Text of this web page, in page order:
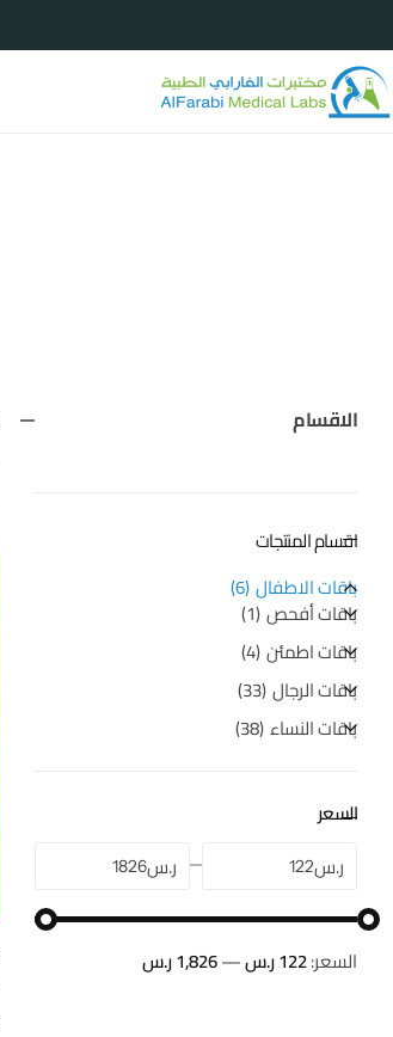
الاقسام
اقسام المنتجات
باقات الاطفال 6
باقات أفحص 1
باقات اطمئن 4
باقات الرجال 33
باقات النساء 38
السعر
ر.س
ر.س
السعر:122 ر.س —1,826 ر.س